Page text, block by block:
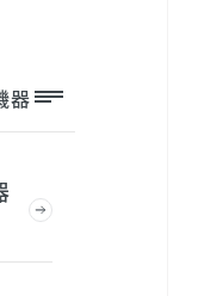
器